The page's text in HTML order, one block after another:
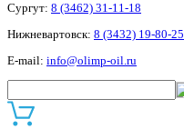
Сургут: 8 (3462) 31-11-18
Нижневартовск: 8 (3432) 19-80-25
E-mail: info@olimp-oil.ru